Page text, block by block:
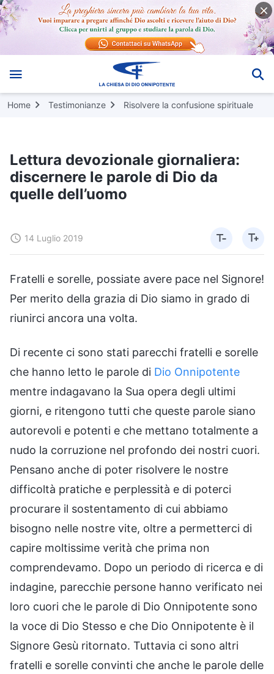
Home Testimonianze Risolvere la confusione spirituale
Lettura devozionale giornaliera:
discernere le parole di Dio da
quelle dell’uomo
14 Luglio 2019
Fratelli e sorelle, possiate avere pace nel Signore!
Per merito della grazia di Dio siamo in grado di
riunirci ancora una volta.
Di recente ci sono stati parecchi fratelli e sorelle
che hanno letto le parole di Dio Onnipotente
mentre indagavano la Sua opera degli ultimi
giorni, e ritengono tutti che queste parole siano
autorevoli e potenti e che mettano totalmente a
nudo la corruzione nel profondo dei nostri cuori.
Pensano anche di poter risolvere le nostre
difficoltà pratiche e perplessità e di poterci
procurare il sostentamento di cui abbiamo
bisogno nelle nostre vite, oltre a permetterci di
capire moltissime verità che prima non
comprendevamo. Dopo un periodo di ricerca e di
indagine, parecchie persone hanno verificato nei
loro cuori che le parole di Dio Onnipotente sono
la voce di Dio Stesso e che Dio Onnipotente è il
Signore Gesù ritornato. Tuttavia ci sono altri
fratelli e sorelle convinti che anche le parole delle